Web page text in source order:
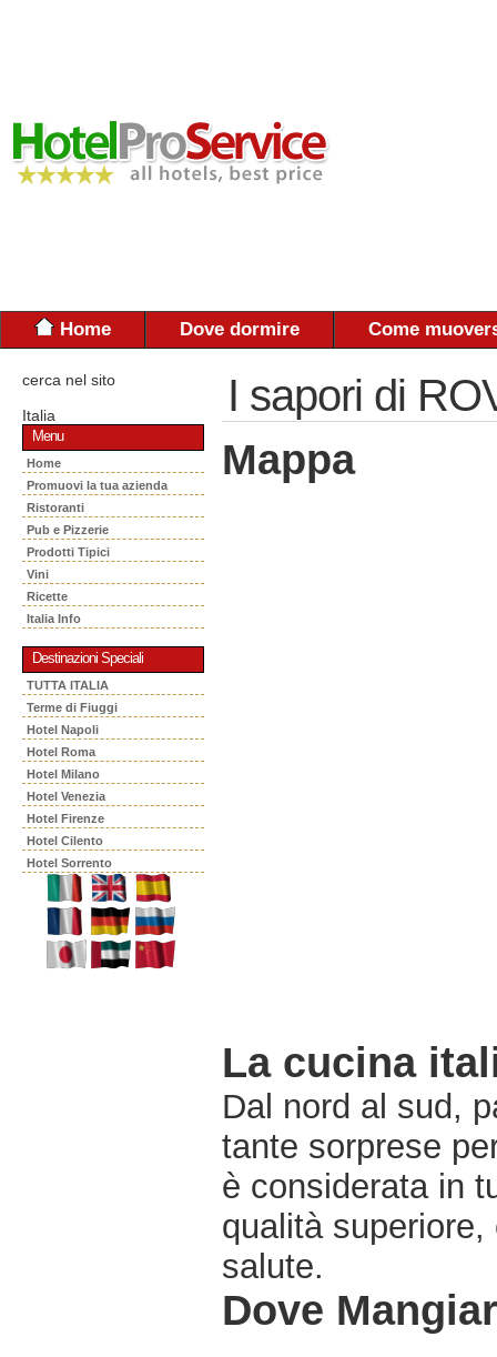
Home Dove dormire Come
cerca nel sito
Italia
Menu
Home
Promuovi la tua azienda
Ristoranti
Pub e Pizzerie
Prodotti Tipici
Vini
Ricette
Italia Info
Destinazioni Speciali
TUTTA ITALIA
Terme di Fiuggi
Hotel Napoli
Hotel Roma
Hotel Milano
Hotel Venezia
Hotel Firenze
Hotel Cilento
Hotel Sorrento
I sapori di
Mappa
La cucina
Dal nord al sud,
tante sorprese
è considerata in
qualità
salute.
Dove